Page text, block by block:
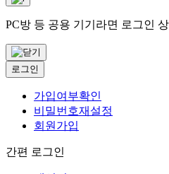
PC방 등 공용 기기라면 로그인
로그인
가입여부확인
비밀번호재설정
회원가입
간편 로그인